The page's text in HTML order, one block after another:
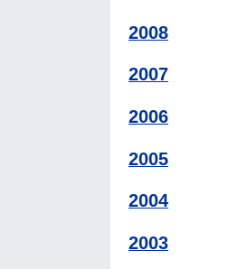
2008
2007
2006
2005
2004
2003